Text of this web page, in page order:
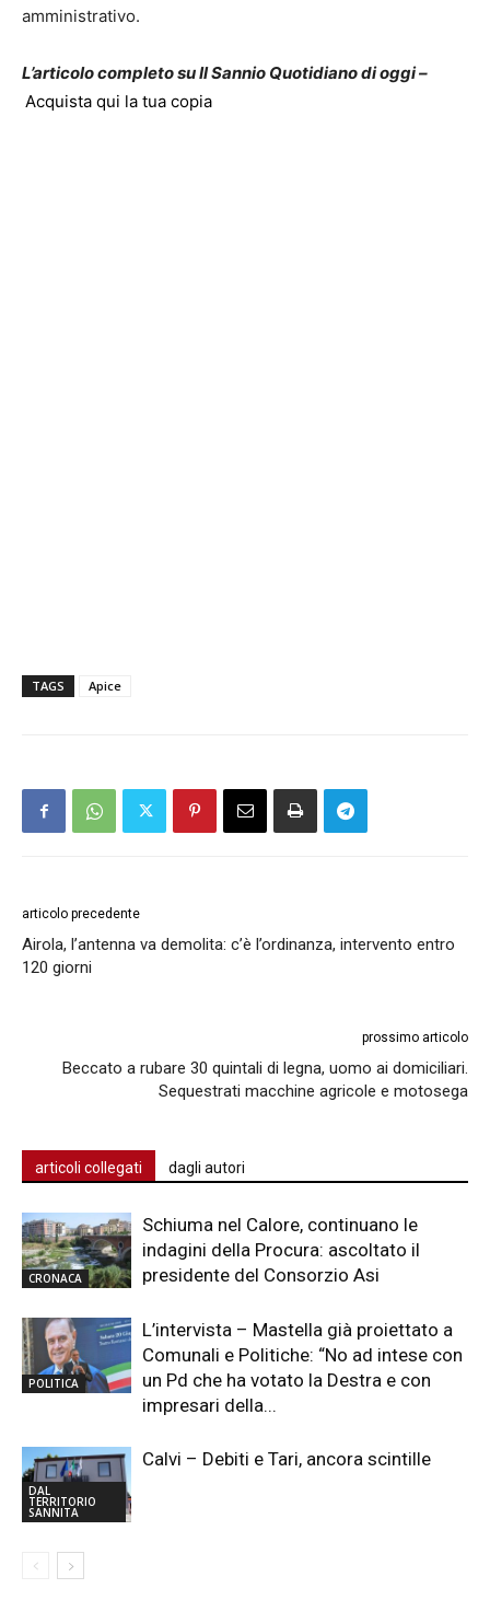
amministrativo.
L’articolo completo su Il Sannio Quotidiano di oggi –
Acquista qui la tua copia
TAGS Apice
articolo precedente
Airola, l’antenna va demolita: c’è l’ordinanza, intervento entro
120 giorni
prossimo articolo
Beccato a rubare 30 quintali di legna, uomo ai domiciliari.
Sequestrati macchine agricole e motosega
articoli collegati dagli autori
CRONACA
Schiuma nel Calore, continuano le
indagini della Procura: ascoltato il
presidente del Consorzio Asi
POLITICA
L’intervista – Mastella già proiettato a
Comunali e Politiche: “No ad intese con
un Pd che ha votato la Destra e con
impresari della...
DAL
TERRITORIO
SANNITA
Calvi – Debiti e Tari, ancora scintille